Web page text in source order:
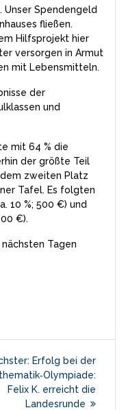
Spendengeld
fließen.
Hilfsprojekt hier
versorgen in Armut
mit Lebensmitteln.
der
und
mit 64 % die
der größte Teil
zweiten Platz
Tafel. Es folgten
10 %; 500 €) und
€).
Tagen
Nächster
Beitrag:
Erfolg bei der
Felix K. erreicht die
Landesrunde